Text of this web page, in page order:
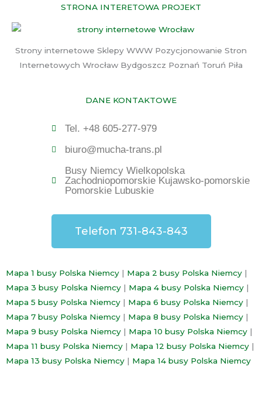
STRONA INTERETOWA PROJEKT
Strony internetowe Sklepy WWW Pozycjonowanie Stron
Internetowych Wrocław Bydgoszcz Poznań Toruń Piła
DANE KONTAKTOWE
Tel. +48 605-277-979
biuro@mucha-trans.pl
Busy Niemcy Wielkopolska
Zachodniopomorskie Kujawsko-pomorskie
Pomorskie Lubuskie
Telefon 731-843-843
Mapa 1 busy Polska Niemcy | Mapa 2 busy Polska Niemcy |
Mapa 3 busy Polska Niemcy | Mapa 4 busy Polska Niemcy |
Mapa 5 busy Polska Niemcy | Mapa 6 busy Polska Niemcy |
Mapa 7 busy Polska Niemcy | Mapa 8 busy Polska Niemcy |
Mapa 9 busy Polska Niemcy | Mapa 10 busy Polska Niemcy |
Mapa 11 busy Polska Niemcy | Mapa 12 busy Polska Niemcy |
Mapa 13 busy Polska Niemcy | Mapa 14 busy Polska Niemcy